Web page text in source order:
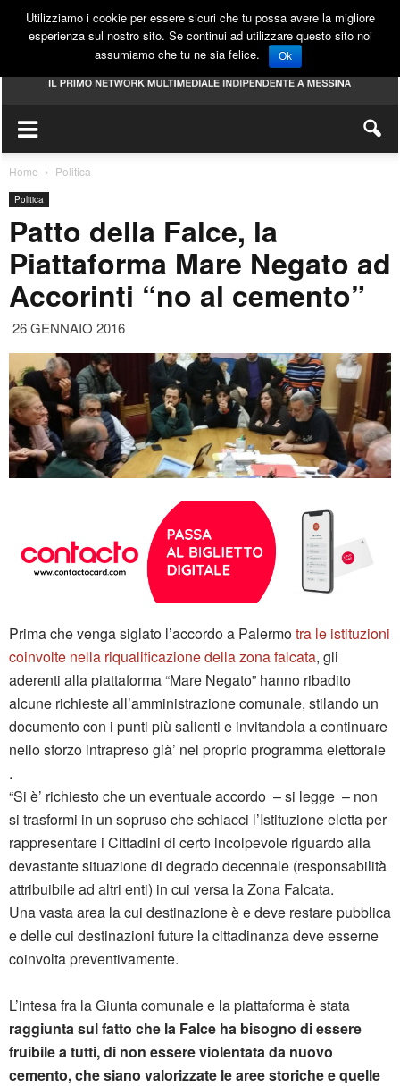
Home Politica
Politica
Patto della Falce, la
Piattaforma Mare Negato ad
Accorinti “no al cemento”
26 GENNAIO 2016
Prima che venga siglato l’accordo a Palermotra le istituzioni
coinvolte nella riqualificazione della zona falcata, gli
aderenti alla piattaforma “Mare Negato” hanno ribadito
alcune richieste all’amministrazione comunale, stilando un
documento con i punti più salienti e invitandola a continuare
nello sforzo intrapreso già’ nel proprio programma elettorale
.
“Si è’ richiesto che un eventuale accordo – si legge – non
si trasformi in un sopruso che schiacci l’Istituzione eletta per
rappresentare i Cittadini di certo incolpevole riguardo alla
devastante situazione di degrado decennale (responsabilità
attribuibile ad altri enti) in cui versa la Zona Falcata.
Una vasta area la cui destinazione è e deve restare pubblica
e delle cui destinazioni future la cittadinanza deve esserne
coinvolta preventivamente.
L’intesa fra la Giunta comunale e la piattaforma è stata
raggiunta sul fatto che la Falce ha bisogno di essere
fruibile a tutti, di non essere violentata da nuovo
cemento, che siano valorizzate le aree storiche e quelle
Utilizziamo i cookie per essere sicuri che tu possa avere la migliore
esperienza sul nostro sito. Se continui ad utilizzare questo sito noi
assumiamo che tu ne sia felice.
Ok